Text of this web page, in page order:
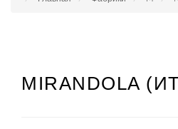
MIRANDOLA